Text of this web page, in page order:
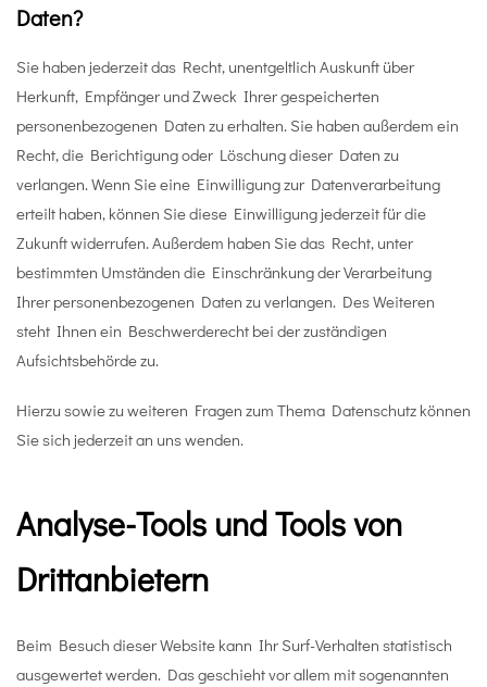
Daten?
Sie haben jederzeit das Recht, unentgeltlich Auskunft über
Herkunft, Empfänger und Zweck Ihrer gespeicherten
personenbezogenen Daten zu erhalten. Sie haben außerdem ein
Recht, die Berichtigung oder Löschung dieser Daten zu
verlangen. Wenn Sie eine Einwilligung zur Datenverarbeitung
erteilt haben, können Sie diese Einwilligung jederzeit für die
Zukunft widerrufen. Außerdem haben Sie das Recht, unter
bestimmten Umständen die Einschränkung der Verarbeitung
Ihrer personenbezogenen Daten zu verlangen. Des Weiteren
steht Ihnen ein Beschwerderecht bei der zuständigen
Aufsichtsbehörde zu.
Hierzu sowie zu weiteren Fragen zum Thema Datenschutz können
Sie sich jederzeit an uns wenden.
Analyse-Tools und Tools von
Dritt­anbietern
Beim Besuch dieser Website kann Ihr Surf-Verhalten statistisch
ausgewertet werden. Das geschieht vor allem mit sogenannten